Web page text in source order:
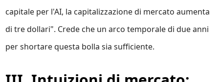
capitale per l'AI, la capitalizzazione di mercato aumenta
di tre dollari". Crede che un arco temporale di due anni
per shortare questa bolla sia sufficiente.